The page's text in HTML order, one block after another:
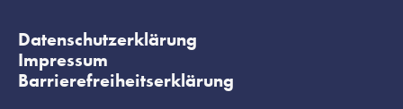
Datenschutzerklärung
Impressum
Barrierefreiheitserklärung